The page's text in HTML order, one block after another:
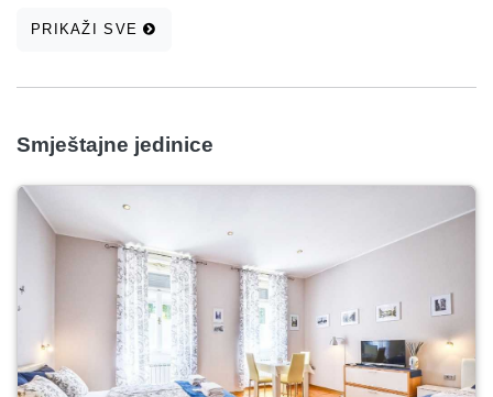
PRIKAŽI SVE
Smještajne jedinice